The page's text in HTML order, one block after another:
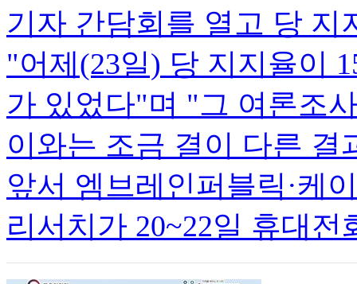
기자 간담회를 열고 당 지
"어제(23일) 당 지지율이
가 있었다"며 "그 여론조
이와는 조금 결이 다른
앞서 엠브레인퍼블릭·케
리서치가 20~22일 휴대